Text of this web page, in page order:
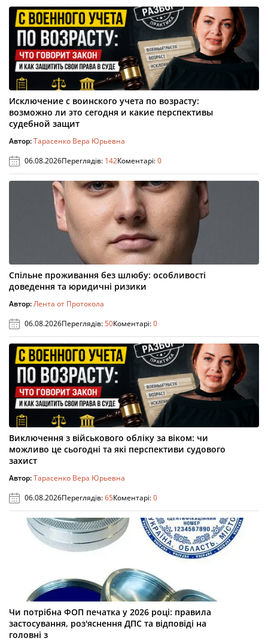
Исключение с воинского учета по возрасту:
возможно ли это сегодня и какие перспективы
судебной защит
Автор:Тарасенко Вера Юрьевна
06.08.2026Переглядів: 142Коментарі:0
Спільне проживання без шлюбу: особливості
доведення та юридичні ризики
Автор:Лента от Протокола
06.08.2026Переглядів:50Коментарі:0
Виключення з військового обліку за віком: чи
можливо це сьогодні та які перспективи судового
захист
Автор:Тарасенко Вера Юрьевна
06.08.2026Переглядів:65Коментарі:0
Чи потрібна ФОП печатка у 2026 році: правила
застосування, роз'яснення ДПС та відповіді на
головні з